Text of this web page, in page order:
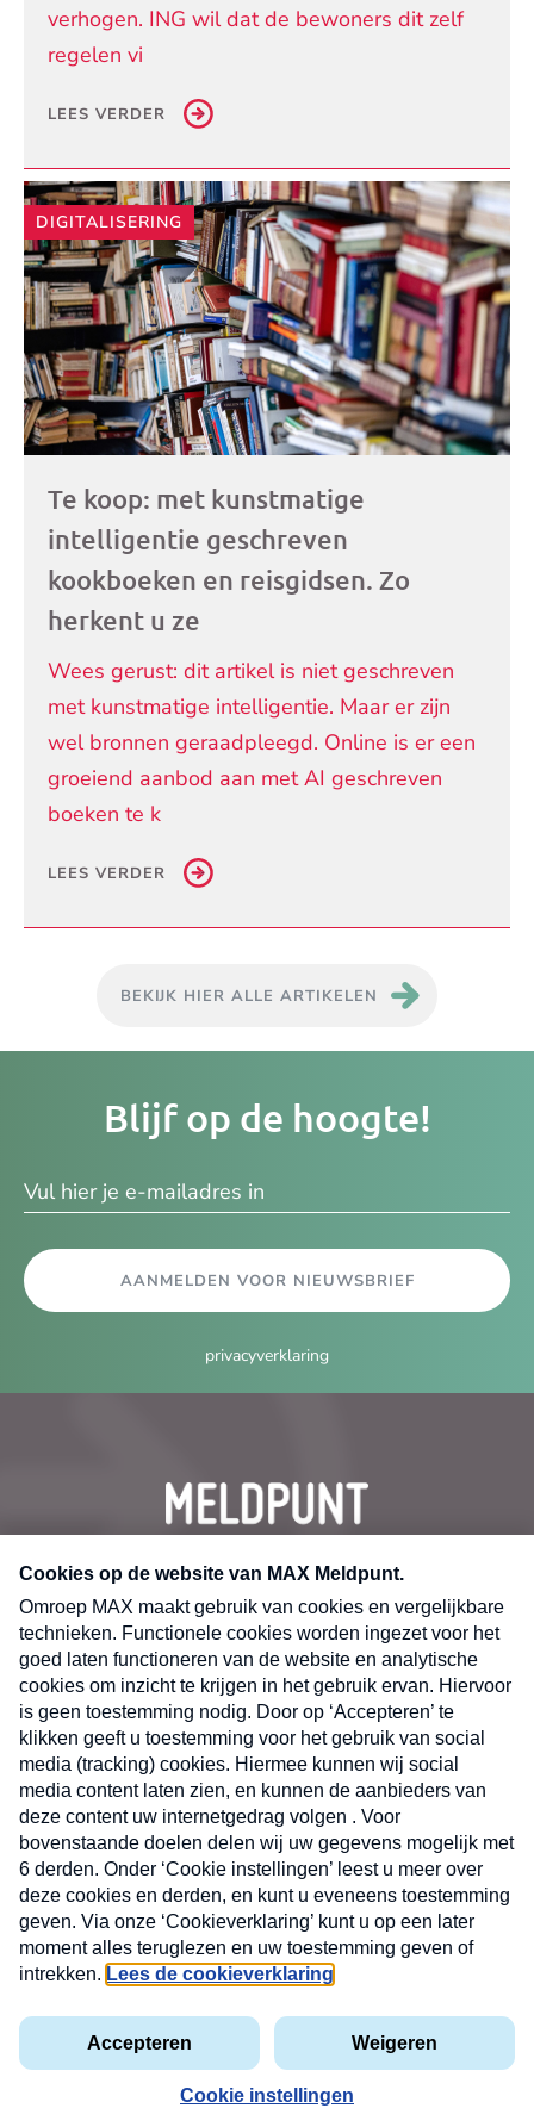
verhogen. ING wil dat de bewoners dit zelf
regelen vi
LEES VERDER
DIGITALISERING
Te koop: met kunstmatige
intelligentie geschreven
kookboeken en reisgidsen. Zo
herkent u ze
Wees gerust: dit artikel is niet geschreven
met kunstmatige intelligentie. Maar er zijn
wel bronnen geraadpleegd. Online is er een
groeiend aanbod aan met AI geschreven
boeken te k
LEES VERDER
BEKIJK HIER ALLE ARTIKELEN
Blijf op de hoogte!
AANMELDEN VOOR NIEUWSBRIEF
privacyverklaring
CONTACT
Volg ons op
MAX
Cookieverklaring
Kwetsbaarheid
X
Nieuwsbrief
Neem hier een gratis abonnement op de MAX
Consumenten nieuwsbrief. Elke maandag en
donderdag in uw mailbox.
e-
VOOR
privacyverklaring